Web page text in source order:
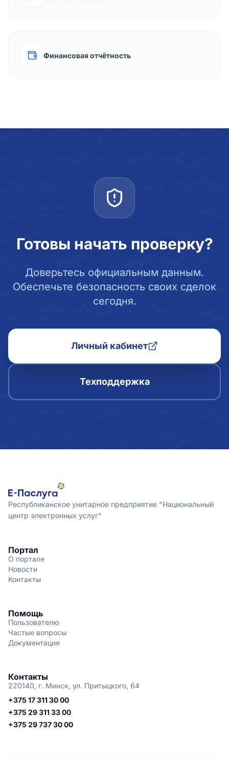
Финансовая отчётность
Готовы начать проверку?
Доверьтесь официальным данным.
Обеспечьте безопасность своих сделок
сегодня.
Личный кабинет
Техподдержка
Республиканское унитарное предприятие "Национальный
центр электронных услуг"
Портал
О портале
Новости
Контакты
Помощь
Пользователю
Частые вопросы
Документация
Контакты
220140, г. Минск, ул. Притыцкого, 64
+375 17 311 30 00
+375 29 311 33 00
+375 29 737 30 00